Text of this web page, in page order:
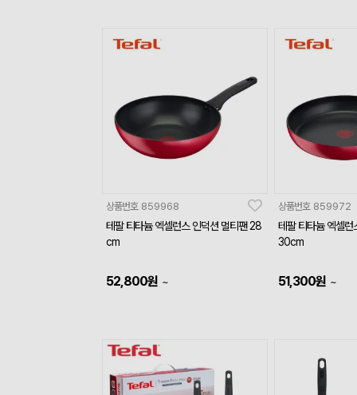
상품번호 859968
테팔 티타늄 엑셀런스 인덕션 멀티팬 28
cm
52,800원 ~
상품번호 859972
테팔 티타늄 엑셀런
30cm
51,300원 ~